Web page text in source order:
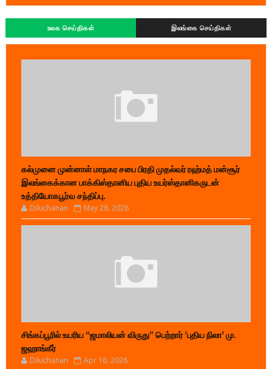
உலக செய்திகள் இலங்கை செய்திகள்
கல்முனை முன்னாள் மாநகர சபை பிரதி முதல்வர் ரஹ்மத் மன்சூர்
இலங்கைக்கான பாக்கிஸ்தானிய புதிய உயர்ஸ்தானிகருடன்
உத்தியோகபூர்வ சந்திப்பு.
Diluchanan May 26, 2026
சிங்கப்பூரில் உயரிய “ஜமாலியன் விருது” பெற்றார் 'புதிய நிலா' மு.
ஜஹாங்கீர்
Diluchanan Apr 16, 2026